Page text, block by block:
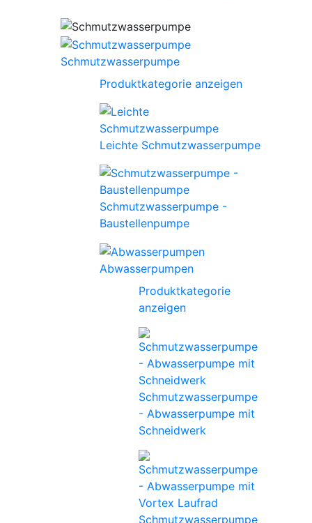
Schmutzwasserpumpe
Produktkategorie anzeigen
Leichte Schmutzwasserpumpe
Schmutzwasserpumpe -
Baustellenpumpe
Abwasserpumpen
Produktkategorie
anzeigen
Schmutzwasserpumpe
- Abwasserpumpe mit
Schneidwerk
Schmutzwasserpumpe